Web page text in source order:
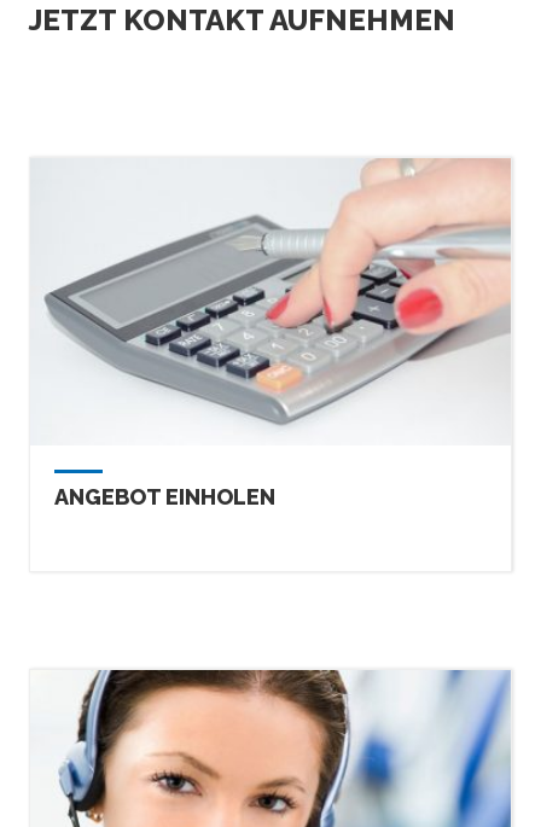
JETZT KONTAKT AUFNEHMEN
ANGEBOT EINHOLEN